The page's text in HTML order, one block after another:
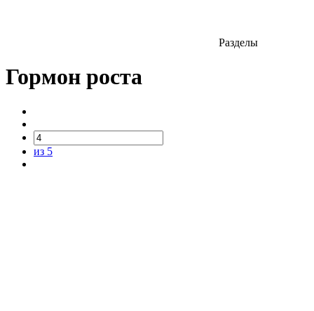
Разделы
Гормон роста
из 5